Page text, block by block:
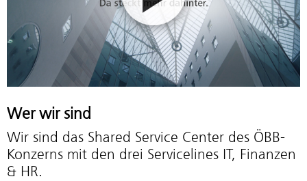
Wer wir sind
Wir sind das Shared Service Center des ÖBB-
Konzerns mit den drei Servicelines IT, Finanzen
& HR.